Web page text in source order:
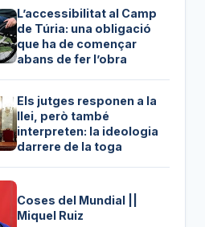
L’accessibilitat al Camp
de Túria: una obligació
que ha de començar
abans de fer l’obra
Els jutges responen a la
llei, però també
interpreten: la ideologia
darrere de la toga
Coses del Mundial ||
Miquel Ruiz